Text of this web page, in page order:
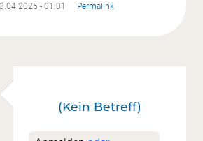
- 01:01 Permalink
drei weitete Hexies fertig
(Kein Betreff)